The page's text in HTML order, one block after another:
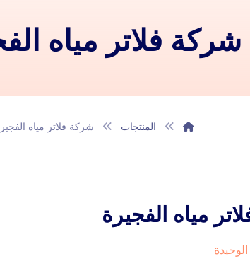
شركة فلاتر مياه
المنتجات شركة فلاتر مياه
مياه الفجيرة